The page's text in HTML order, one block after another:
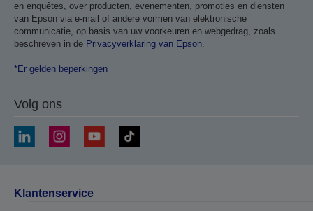
en enquêtes, over producten, evenementen, promoties en diensten
van Epson via e-mail of andere vormen van elektronische
communicatie, op basis van uw voorkeuren en webgedrag, zoals
beschreven in de Privacyverklaring van Epson.
*Er gelden beperkingen
Volg ons
Klantenservice